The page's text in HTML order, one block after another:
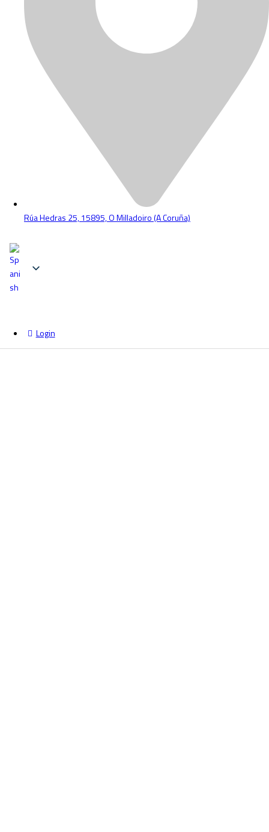
Rúa Hedras 25, 15895, O Milladoiro (A Coruña)
Login